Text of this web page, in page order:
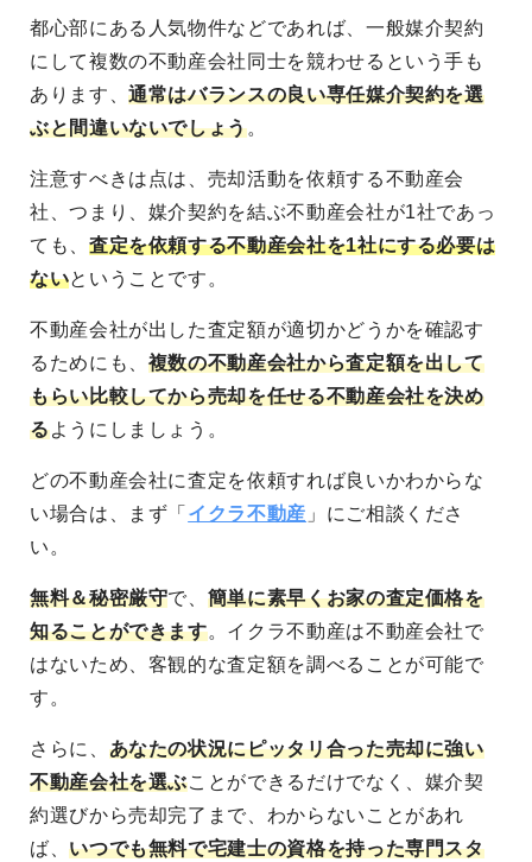
都心部にある人気物件などであれば、一般媒介契約
にして複数の不動産会社同士を競わせるという手も
あります、通常はバランスの良い専任媒介契約を選
ぶと間違いないでしょう。
注意すべきは点は、売却活動を依頼する不動産会
社、つまり、媒介契約を結ぶ不動産会社が1社であっ
ても、 査定を依頼する不動産会社を1社にする必要は
ないということです。
不動産会社が出した査定額が適切かどうかを確認す
るためにも、 複数の不動産会社から査定額を出して
もらい比較してから売却を任せる不動産会社を決め
るようにしましょう。
どの不動産会社に査定を依頼すれば良いかわからな
い場合は、まず「 イクラ不動産 」にご相談くださ
い。
無料＆秘密厳守で、 簡単に素早くお家の査定価格を
知ることができます。イクラ不動産は不動産会社で
はないため、客観的な査定額を調べることが可能で
す。
さらに、 あなたの状況にピッタリ合った売却に強い
不動産会社を選ぶことができるだけでなく、媒介契
約選びから売却完了まで、わからないことがあれ
ば、いつでも無料で宅建士の資格を持った専門スタ